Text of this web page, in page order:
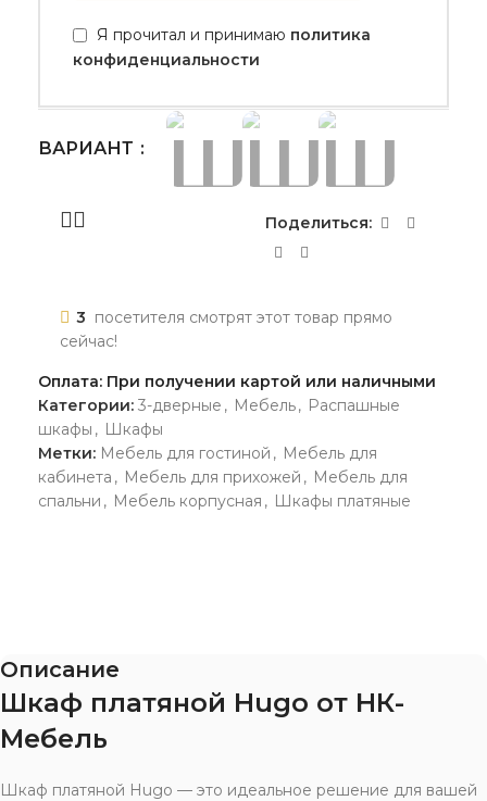
Я прочитал и принимаю политика
конфиденциальности
ВАРИАНТ
Поделиться:
3 посетителя смотрят этот товар прямо
сейчас!
Оплата: При получении картой или наличными
Категории: 3-дверные , Мебель, Распашные
шкафы , Шкафы
Метки: Мебель для гостиной , Мебель для
кабинета , Мебель для прихожей , Мебель для
спальни , Мебель корпусная , Шкафы платяные
Описание
Шкаф платяной Hugo от НК-
Мебель
Шкаф платяной Hugo — это идеальное решение для вашей